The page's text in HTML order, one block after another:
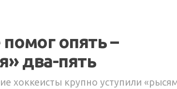
опять –
два-пять
хоккеисты крупно уступили